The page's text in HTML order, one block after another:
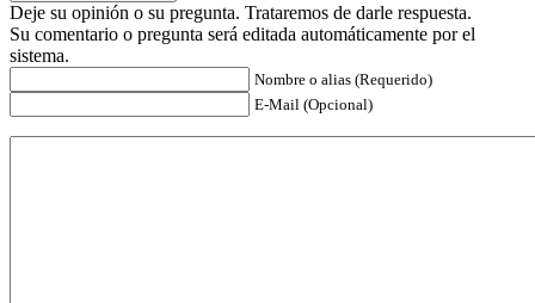
Deje su opinión o su pregunta. Trataremos de darle respuesta.
Su comentario o pregunta será editada automáticamente por el
sistema.
Nombre o alias (Requerido)
E-Mail (Opcional)